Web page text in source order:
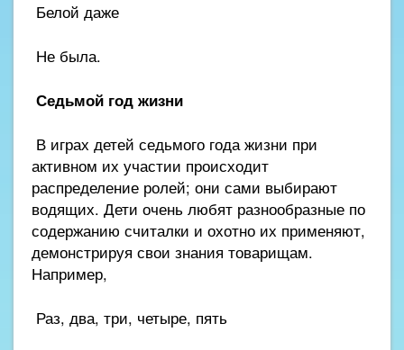
Белой даже
Не была.
Седьмой год жизни
В играх детей седьмого года жизни при
активном их участии происходит
распределение ролей; они сами выбирают
водящих. Дети очень любят разнообразные по
содержанию считалки и охотно их применяют,
демонстрируя свои знания товарищам.
Например,
Раз, два, три, четыре, пять